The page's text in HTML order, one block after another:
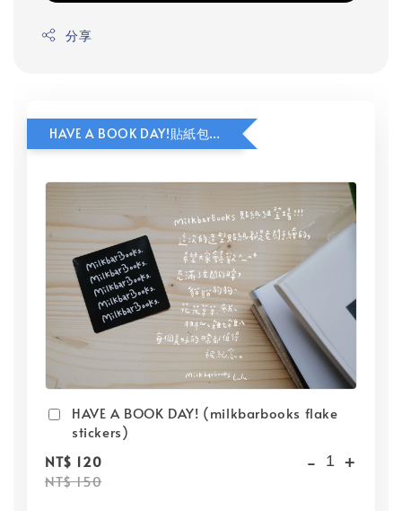
分享
HAVE A BOOK DAY!貼紙包加價購
HAVE A BOOK DAY! (milkbarbooks flake
stickers)
NT$ 120
NT$ 150
- +